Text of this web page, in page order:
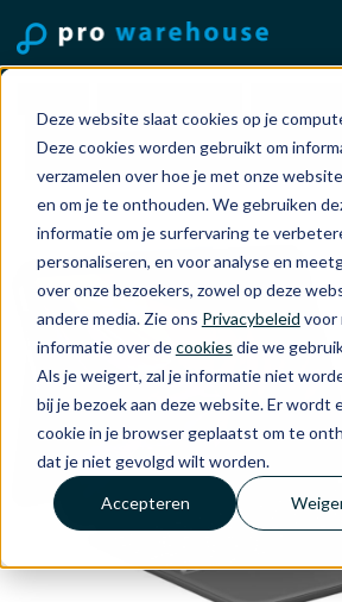
Deze website slaat cookies op je
Deze cookies worden gebruikt om
verzamelen over hoe je met onze
en om je te onthouden. We gebruiken
informatie om je surfervaring te
personaliseren, en voor analyse en
over onze bezoekers, zowel op deze
andere media. Zie ons Privacybeleid voor
informatie over decookies die we
Als je weigert, zal je informatie niet
bij je bezoek aan deze website. Er wordt
cookie in je browser geplaatst om te
dat je niet gevolgd wilt worden.
Accepteren
Logitech Rugged Folio - iPad
(2022) - zwart (UK)